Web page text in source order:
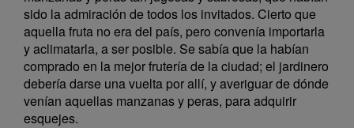
sido la admiración de todos los invitados. Cierto que
aquella fruta no era del país, pero convenía importarla
y aclimatarla, a ser posible. Se sabía que la habían
comprado en la mejor frutería de la ciudad; el jardinero
debería darse una vuelta por allí, y averiguar de dónde
venían aquellas manzanas y peras, para adquirir
esquejes.